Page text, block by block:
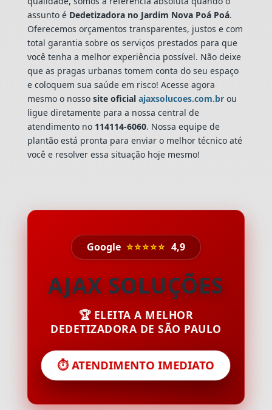
assunto é Dedetizadora no Jardim Nova Poá Poá.
Oferecemos orçamentos transparentes, justos e com
total garantia sobre os serviços prestados para que
você tenha a melhor experiência possível. Não deixe
que as pragas urbanas tomem conta do seu espaço
e coloquem sua saúde em risco! Acesse agora
mesmo o nossosite oficial ajaxsolucoes.com.brou
ligue diretamente para a nossa central de
atendimento no 114114-6060. Nossa equipe de
plantão está pronta para enviar o melhor técnico até
você e resolver essa situação hoje mesmo!
Google ⭐⭐⭐⭐⭐ 4,9
AJAX SOLUÇÕES
🏆 ELEITA A MELHOR
DEDETIZADORA DE SÃO PAULO
⏱️ ATENDIMENTO IMEDIATO